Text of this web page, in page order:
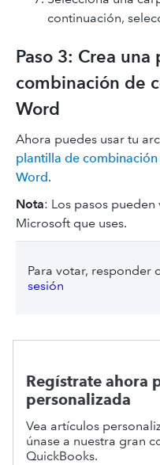
continuación,
Paso 3: Crea
combinación de
Word
Ahora puedes usar tu
plantilla de
Word.
Nota: Los pasos
Microsoft que uses.
Para votar, responder
sesión
Regístrate ahora
personalizada
Vea artículos
únase a nuestra gran
QuickBooks.